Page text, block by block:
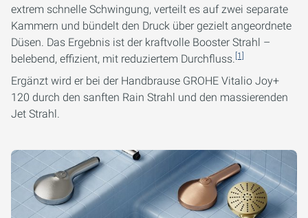
extrem schnelle Schwingung, verteilt es auf zwei separate
Kammern und bündelt den Druck über gezielt angeordnete
Düsen. Das Ergebnis ist der kraftvolle Booster Strahl –
belebend, effizient, mit reduziertem Durchfluss. [1]
Ergänzt wird er bei der Handbrause GROHE Vitalio Joy+
120 durch den sanften Rain Strahl und den massierenden
Jet Strahl.